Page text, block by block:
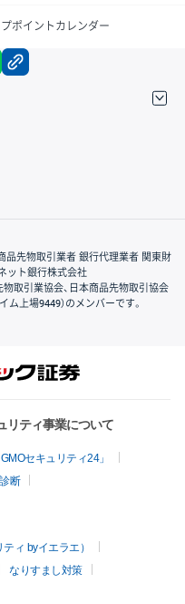
ポイントカレンダー
facebook
品先物取引業者 銀行代理業者 関東財
ット銀行株式会社
取引業協会、日本商品先物取引協会
上場9449）のメンバーです。
リティ事業について
セキュリティ24」
断
ィ byイエラエ）
なりすまし対策